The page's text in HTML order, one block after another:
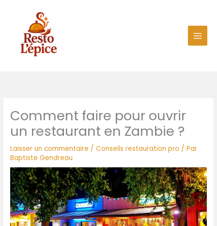
Comment faire pour ouvrir
un restaurant en Zambie ?
Laisser un commentaire /Conseils restauration pro / Par
Baptiste Gendreau